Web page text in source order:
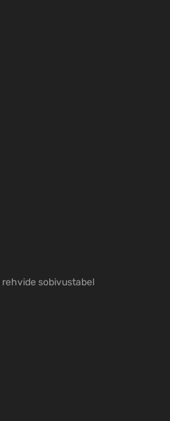
rehvide sobivustabel